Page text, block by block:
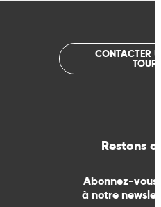
CONTACTER
Restons
Abonnez-vous
à notre